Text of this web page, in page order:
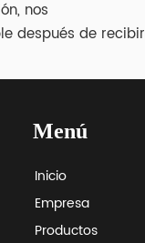
nos
después de recibir
Menú
Inicio
Empresa
Productos